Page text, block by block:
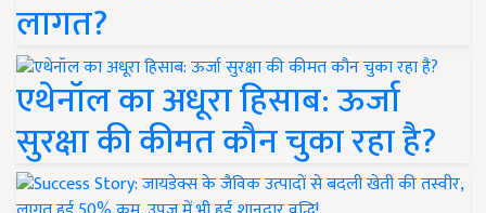
लागत?
एथेनॉल का अधूरा हिसाब: ऊर्जा
सुरक्षा की कीमत कौन चुका रहा है?